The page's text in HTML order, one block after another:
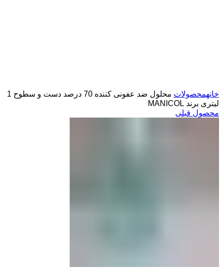
خانهمحصولات
محلول ضد عفونی کننده 70 درصد دست و سطوح 1
لیتری برند MANICOL
محصول قبلی